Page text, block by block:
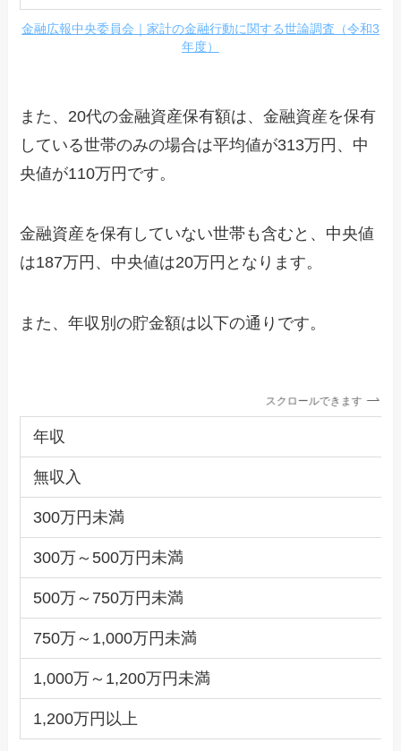
金融広報中央委員会｜家計の金融行動に関する世論調査（令和3
年度）
また、20代の金融資産保有額は、金融資産を保有
している世帯のみの場合は平均値が313万円、中
央値が110万円です。
金融資産を保有していない世帯も含むと、中央値
は187万円、中央値は20万円となります。
また、年収別の貯金額は以下の通りです。
スクロールできます
年収
無収入
300万円未満
300万～500万円未満
500万～750万円未満
750万～1,000万円未満
1,000万～1,200万円未満
1,200万円以上